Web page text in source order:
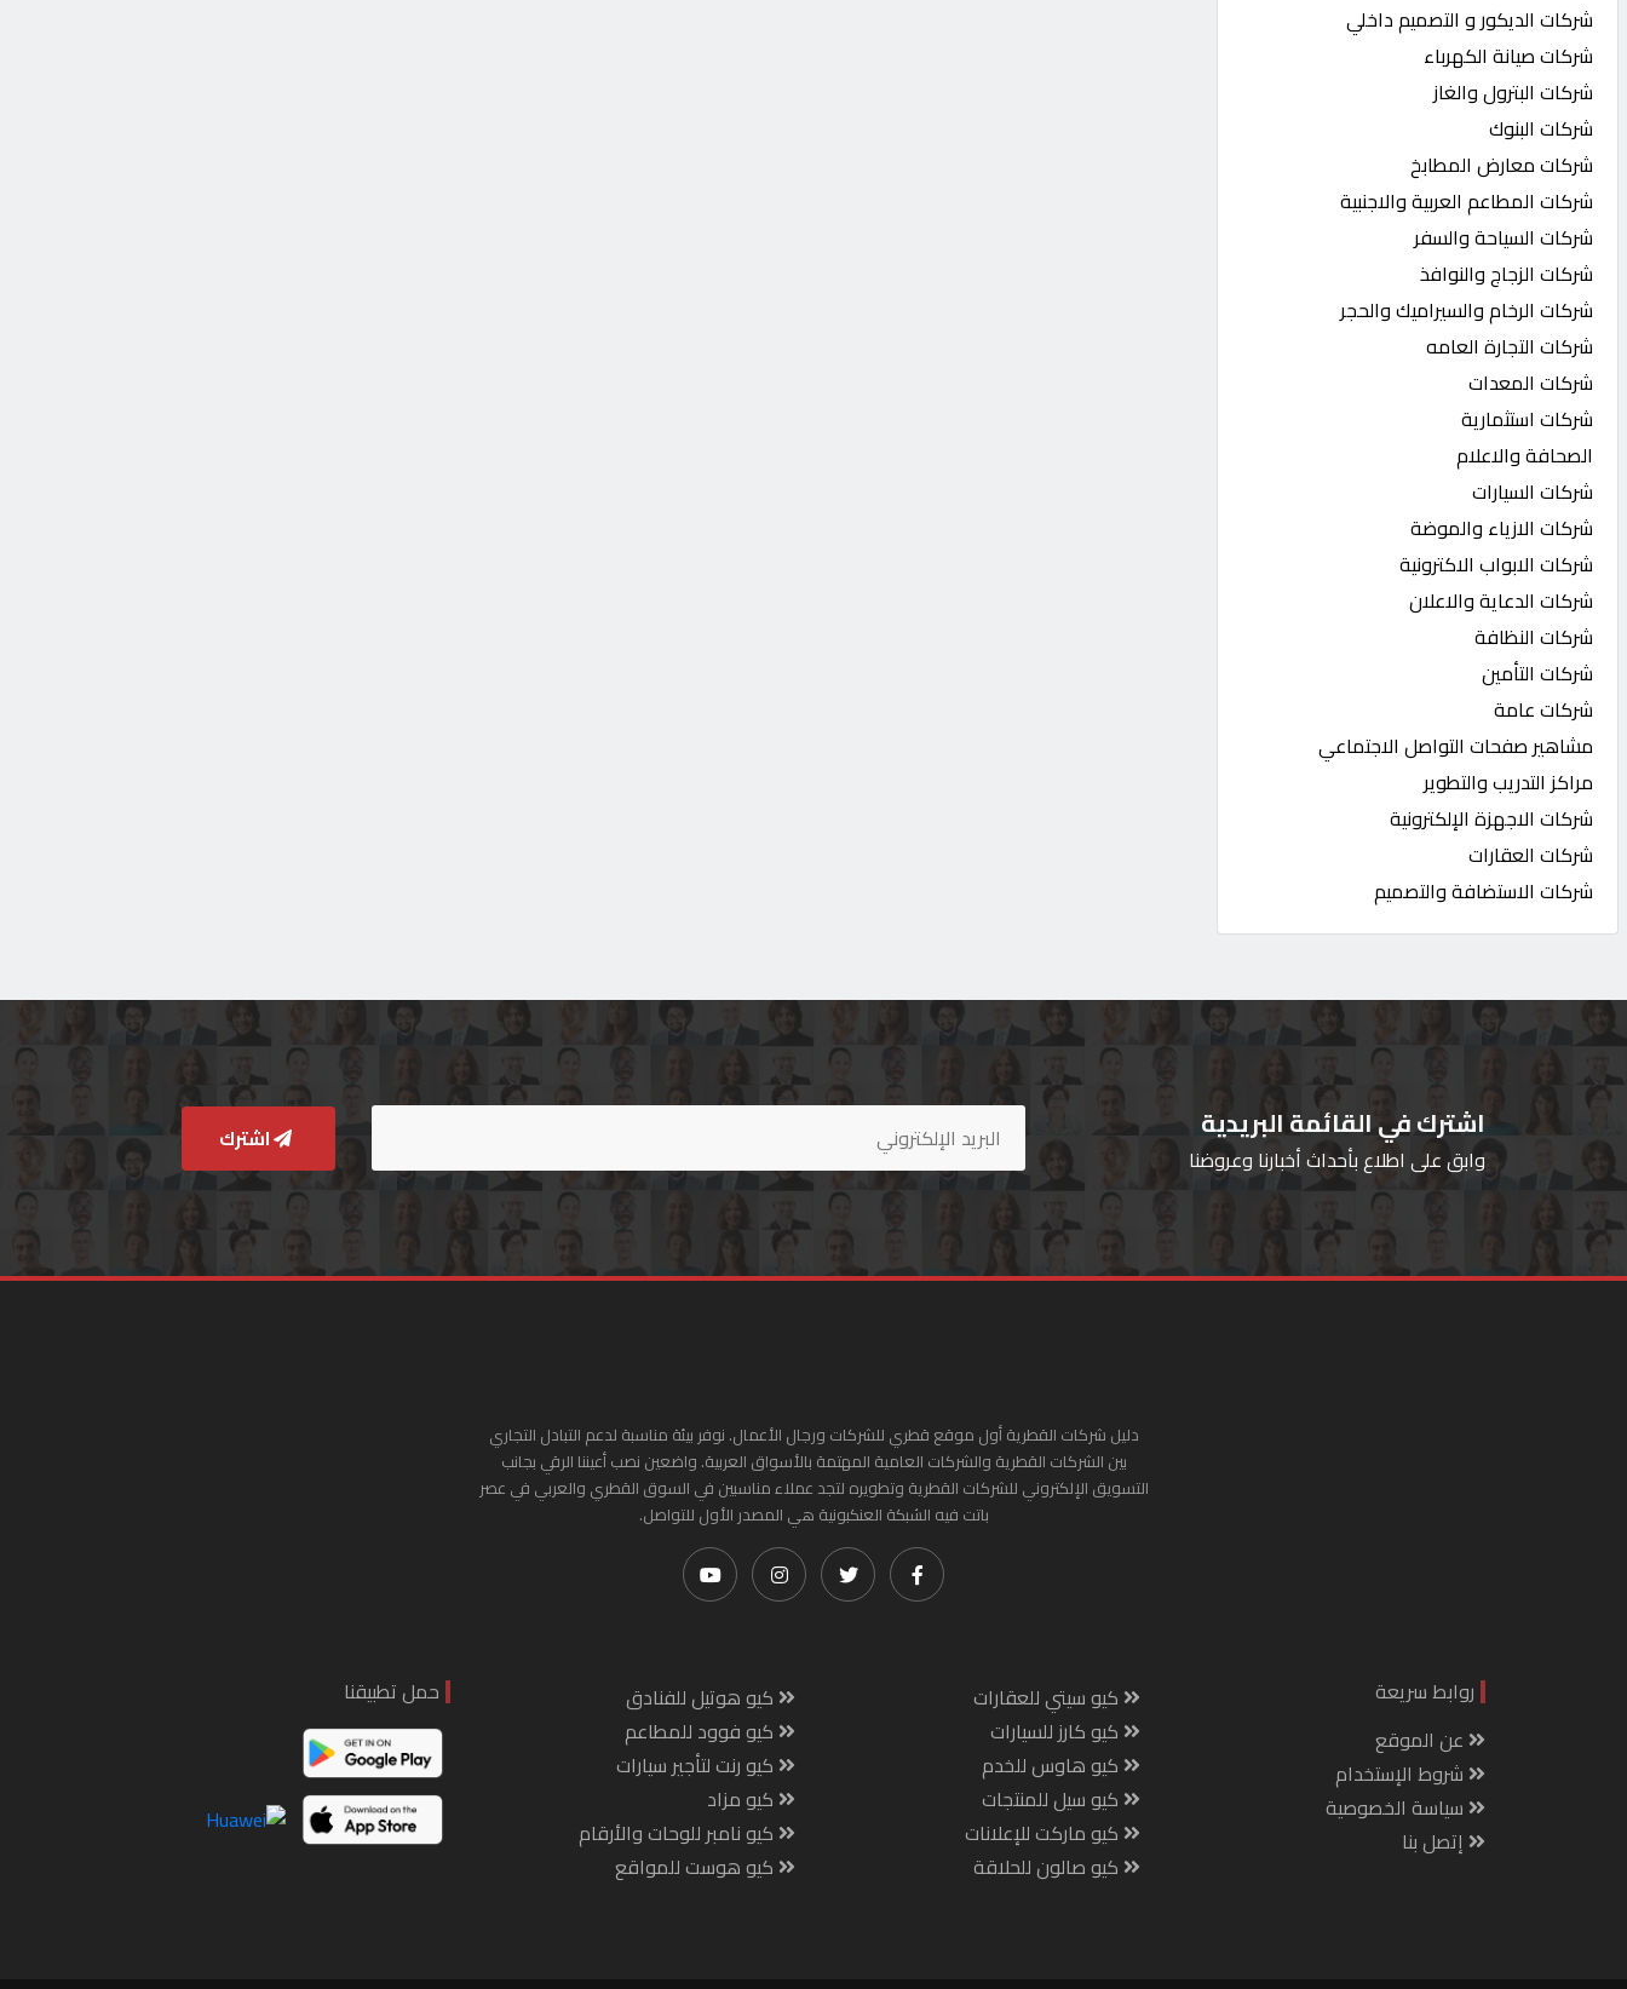
الدليل
القطري
POWERED
QHOST
شركات الديكور و التصميم داخلي
شركات صيانة الكهرباء
شركات البترول والغاز
شركات البنوك
شركات معارض المطابخ
شركات المطاعم العربية والاجنبية
شركات السياحة والسفر
شركات الزجاج والنوافذ
شركات الرخام والسيراميك والحجر
شركات التجارة العامه
شركات المعدات
شركات استثمارية
الصحافة والاعلام
شركات السيارات
شركات الازياء والموضة
شركات الابواب الاكترونية
شركات الدعاية والاعلان
شركات النظافة
شركات التأمين
شركات عامة
مشاهير صفحات التواصل الاجتماعي
مراكز التدريب والتطوير
شركات الاجهزة الإلكترونية
شركات العقارات
شركات الاستضافة والتصميم
اشترك في القائمة البريدية
وابق على اطلاع بأحداث أخبارنا وعروضنا
اشترك
دليل شركات القطرية أول موقع قطري للشركات ورجال الأعمال. نوفر بيئة مناسبة لدعم التبادل التجاري
بين الشركات القطرية والشركات العامية المهتمة بالأسواق العربية. واضعين نصب أعيننا الرقي بجانب
التسويق الإلكتروني للشركات القطرية وتطويره لتجد عملاء مناسبين في السوق القطري والعربي في عصر
باتت فيه الشبكة العنكبونية هي المصدر الأول للتواصل.
روابط سريعة
عن الموقع
شروط الإستخدام
سياسة الخصوصية
إتصل بنا
كيو سيتي للعقارات
كيو كارز للسيارات
كيو هاوس للخدم
كيو سيل للمنتجات
كيو ماركت للإعلانات
كيو صالون للحلاقة
كيو هوتيل للفنادق
كيو فوود للمطاعم
كيو رنت لتأجير سيارات
كيو مزاد
كيو نامبر للوحات والأرقام
كيو هوست للمواقع
حمل تطبيقنا